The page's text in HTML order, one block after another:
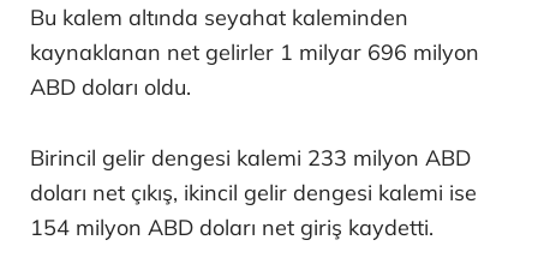
Bu kalem altında seyahat kaleminden
kaynaklanan net gelirler 1 milyar 696 milyon
ABD doları oldu.
Birincil gelir dengesi kalemi 233 milyon ABD
doları net çıkış, ikincil gelir dengesi kalemi ise
154 milyon ABD doları net giriş kaydetti.